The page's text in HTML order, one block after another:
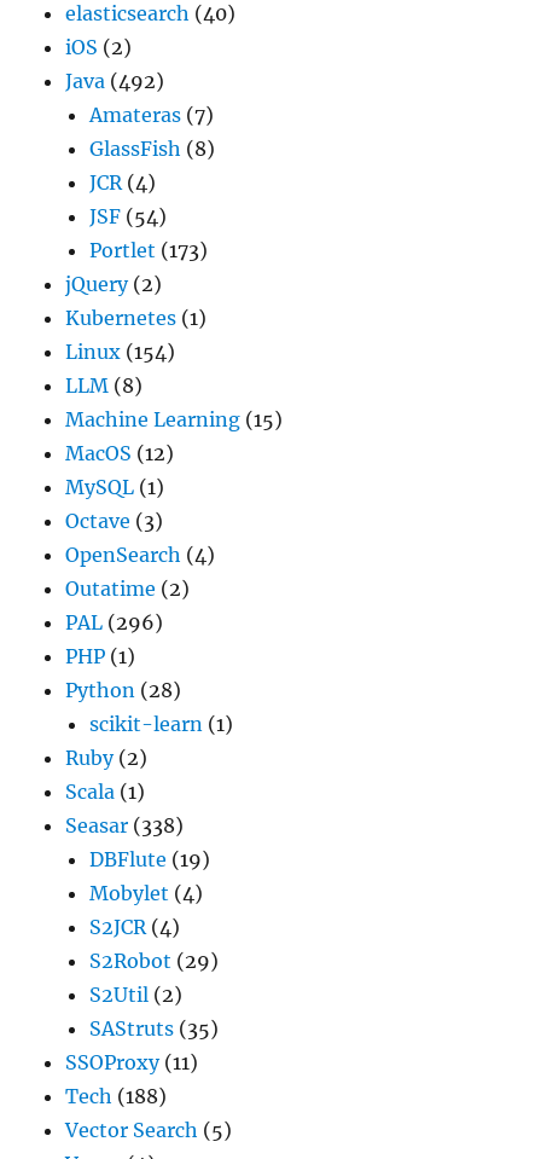
elasticsearch (40)
iOS (2)
Java (492)
Amateras (7)
GlassFish (8)
JCR(4)
JSF (54)
Portlet (173)
jQuery(2)
Kubernetes (1)
Linux (154)
LLM (8)
Machine Learning (15)
MacOS (12)
MySQL (1)
Octave (3)
OpenSearch (4)
Outatime (2)
PAL (296)
PHP (1)
Python (28)
scikit-learn (1)
Ruby(2)
Scala (1)
Seasar (338)
DBFlute (19)
Mobylet (4)
S2JCR(4)
S2Robot (29)
S2Util (2)
SAStruts (35)
SSOProxy(11)
Tech (188)
Vector Search (5)